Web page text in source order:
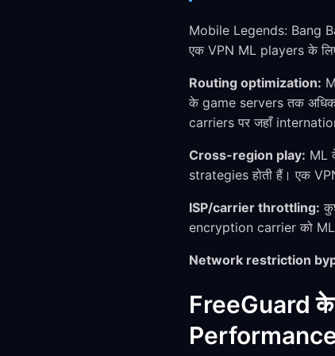
Mobile Legends: Bang
एक VPN ML players के लिए
Routing optimization:
के game servers तक अधिक
carriers पर जहाँ
Cross-region play: ML
strategies होती हैं। एक
ISP/carrier throttling:
encryption carrier को
Network restriction
FreeGuard